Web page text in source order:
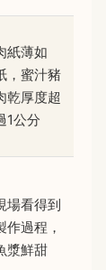
紙薄如
，蜜汁豬
乾厚度超
1公分
場看得到
作過程，
漿鮮甜